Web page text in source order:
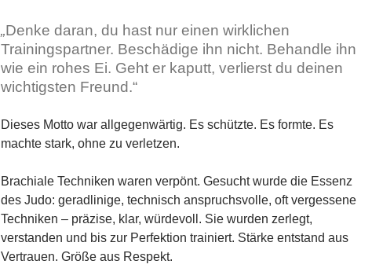
„Denke daran, du hast nur einen wirklichen
Trainingspartner. Beschädige ihn nicht. Behandle ihn
wie ein rohes Ei. Geht er kaputt, verlierst du deinen
wichtigsten Freund.“
Dieses Motto war allgegenwärtig. Es schützte. Es formte. Es
machte stark, ohne zu verletzen.
Brachiale Techniken waren verpönt. Gesucht wurde die Essenz
des Judo: geradlinige, technisch anspruchsvolle, oft vergessene
Techniken – präzise, klar, würdevoll. Sie wurden zerlegt,
verstanden und bis zur Perfektion trainiert. Stärke entstand aus
Vertrauen. Größe aus Respekt.